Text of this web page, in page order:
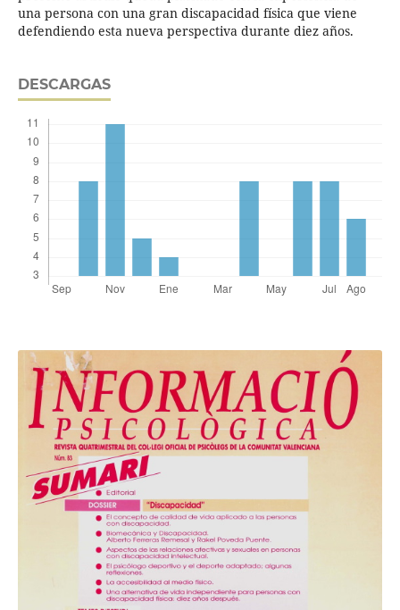
una persona con una gran discapacidad física que viene
defendiendo esta nueva perspectiva durante diez años.
DESCARGAS